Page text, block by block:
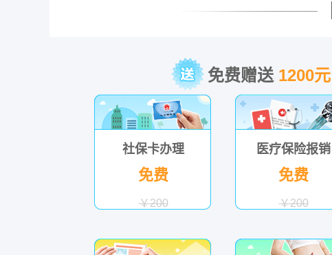
免费赠送 1200元
社保卡办理
免费
￥200
医疗保险报销
免费
￥200